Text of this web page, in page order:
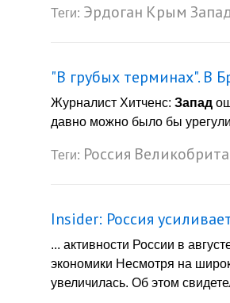
Теги: Эрдоган Крым
"В грубых терминах". В
Журналист Хитченс: Запад
давно можно было бы
Теги: Россия
Insider: Россия
... активности России в
экономики Несмотря на
увеличилась. Об этом